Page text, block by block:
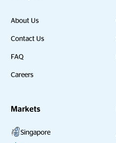
About Us
Contact Us
FAQ
Careers
Markets
Singapore